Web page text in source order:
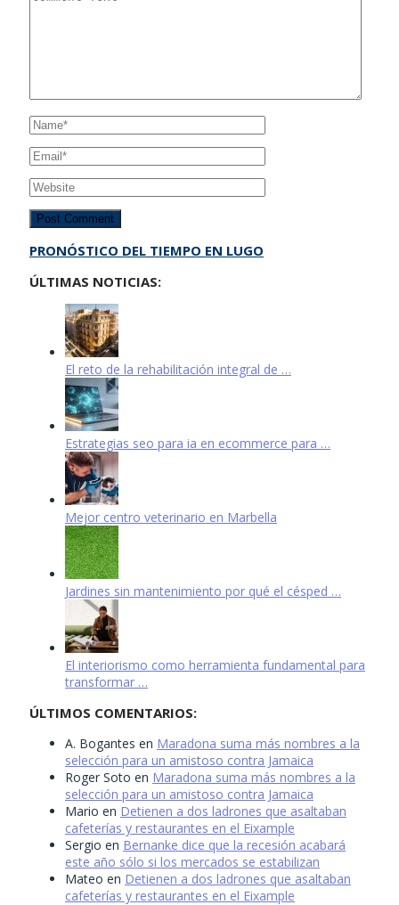
PRONÓSTICO DEL TIEMPO EN LUGO
ÚLTIMAS NOTICIAS:
El reto de la rehabilitación integral de …
Estrategias seo para ia en ecommerce para …
Mejor centro veterinario en Marbella
Jardines sin mantenimiento por qué el césped …
El interiorismo como herramienta fundamental para
transformar …
ÚLTIMOS COMENTARIOS:
A. Bogantes en Maradona suma más nombres a la
selección para un amistoso contra Jamaica
Roger Soto en Maradona suma más nombres a la
selección para un amistoso contra Jamaica
Mario en Detienen a dos ladrones que asaltaban
cafeterías y restaurantes en el Eixample
Sergio en Bernanke dice que la recesión acabará
este año sólo si los mercados se estabilizan
Mateo en Detienen a dos ladrones que asaltaban
cafeterías y restaurantes en el Eixample